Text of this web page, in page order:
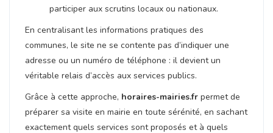
participer aux scrutins locaux ou nationaux.
En centralisant les informations pratiques des
communes, le site ne se contente pas d’indiquer une
adresse ou un numéro de téléphone : il devient un
véritable relais d’accès aux services publics.
Grâce à cette approche, horaires-mairies.fr permet de
préparer sa visite en mairie en toute sérénité, en sachant
exactement quels services sont proposés et à quels